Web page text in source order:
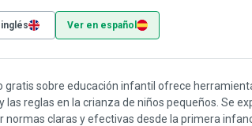
Ver en español
gratis sobre educación infantil ofrece
las reglas en la crianza de niños pequeños. Se
normas claras y efectivas desde la primera